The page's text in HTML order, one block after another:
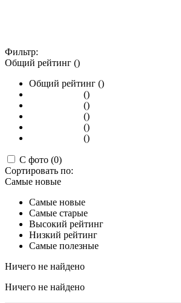
Фильтр:
Общий рейтинг ()
Общий рейтинг ()
()
()
()
()
()
С фото (0)
Сортировать по:
Самые новые
Самые новые
Самые старые
Высокий рейтинг
Низкий рейтинг
Самые полезные
Ничего не найдено
Ничего не найдено